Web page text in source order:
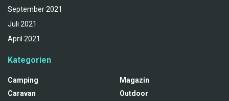
September 2021
Juli 2021
April 2021
Kategorien
Camping
Caravan
Magazin
Outdoor